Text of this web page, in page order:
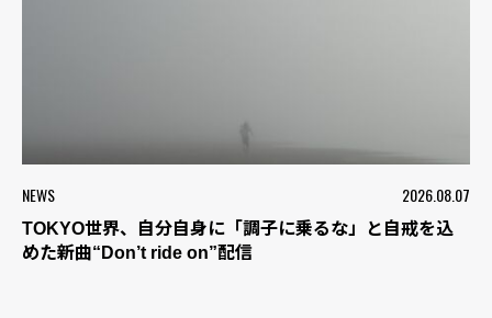
NEWS 2026.08.07
TOKYO世界、自分自身に「調子に乗るな」と自戒を込
めた新曲“Don’t ride on”配信